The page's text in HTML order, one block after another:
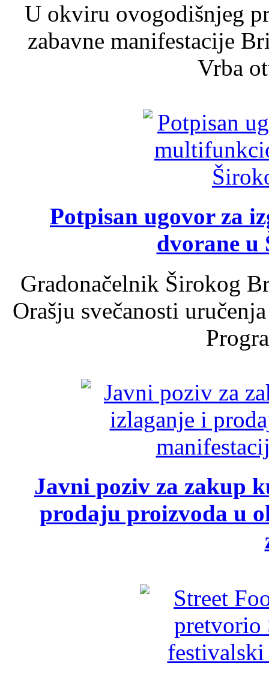
U okviru ovogodišnjeg
zabavne manifestacije
Vrba
Potpisan ugovor za
dvorane u
Gradonačelnik Širokog
Orašju svečanosti
Javni poziv za zakup
prodaju proizvoda u